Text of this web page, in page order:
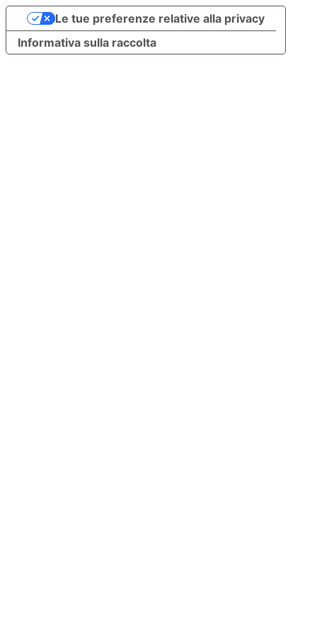
Informativa sulla raccolta
Le tue preferenze relative alla privacy